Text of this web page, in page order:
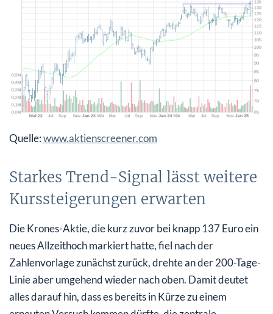
Quelle:www.aktienscreener.com
Starkes Trend-Signal lässt weitere
Kurssteigerungen erwarten
Die Krones-Aktie, die kurz zuvor bei knapp 137 Euro ein
neues Allzeithoch markiert hatte, fiel nach der
Zahlenvorlage zunächst zurück, drehte an der 200-Tage-
Linie aber umgehend wieder nach oben. Damit deutet
alles darauf hin, dass es bereits in Kürze zu einem